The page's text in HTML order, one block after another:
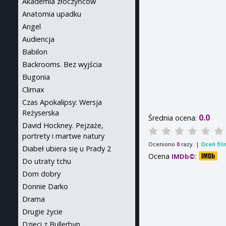
Średnia ocena: 0.0
Oceniono 0 razy. | Oceń
Ocena IMDb©:
Anatomia upadku
Angel
Audiencja
Babilon
Backrooms. Bez wyjścia
Bugonia
Climax
Czas Apokalipsy: Wersja
Reżyserska
David Hockney. Pejzaże,
portrety i martwe natury
Diabeł ubiera się u Prady 2
Do utraty tchu
Dom dobry
Donnie Darko
Drama
Drugie życie